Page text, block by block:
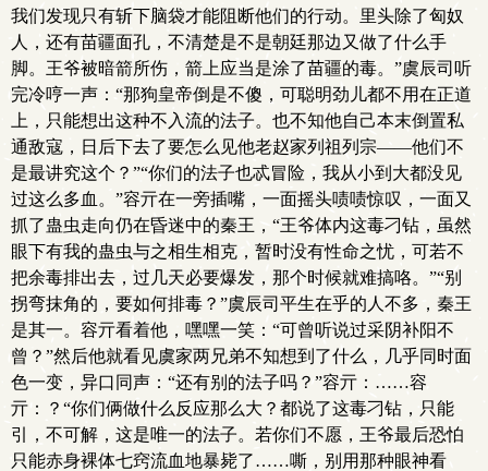
我们发现只有斩下脑袋才能阻断他们的行动。里头除了匈奴
人，还有苗疆面孔，不清楚是不是朝廷那边又做了什么手
脚。王爷被暗箭所伤，箭上应当是涂了苗疆的毒。”虞辰司听
完冷哼一声：“那狗皇帝倒是不傻，可聪明劲儿都不用在正道
上，只能想出这种不入流的法子。也不知他自己本末倒置私
通敌寇，日后下去了要怎么见他老赵家列祖列宗——他们不
是最讲究这个？”“你们的法子也忒冒险，我从小到大都没见
过这么多血。”容亓在一旁插嘴，一面摇头啧啧惊叹，一面又
抓了蛊虫走向仍在昏迷中的秦王，“王爷体内这毒刁钻，虽然
眼下有我的蛊虫与之相生相克，暂时没有性命之忧，可若不
把余毒排出去，过几天必要爆发，那个时候就难搞咯。”“别
拐弯抹角的，要如何排毒？”虞辰司平生在乎的人不多，秦王
是其一。容亓看着他，嘿嘿一笑：“可曾听说过采阴补阳不
曾？”然后他就看见虞家两兄弟不知想到了什么，几乎同时面
色一变，异口同声：“还有别的法子吗？”容亓：……容
亓：？“你们俩做什么反应那么大？都说了这毒刁钻，只能
引，不可解，这是唯一的法子。若你们不愿，王爷最后恐怕
只能赤身裸体七窍流血地暴毙了……嘶，别用那种眼神看